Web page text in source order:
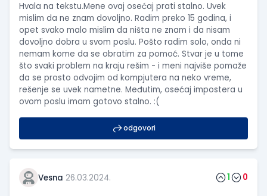
Hvala na tekstu.Mene ovaj osećaj prati stalno. Uvek
mislim da ne znam dovoljno. Radim preko 15 godina, i
opet svako malo mislim da ništa ne znam i da nisam
dovoljno dobra u svom poslu. Pošto radim solo, onda ni
nemam kome da se obratim za pomoć. Stvar je u tome
što svaki problem na kraju rešim - i meni najviše pomaže
da se prosto odvojim od kompjutera na neko vreme,
rešenje se uvek nametne. Međutim, osećaj impostera u
ovom poslu imam gotovo stalno. :(
odgovori
Vesna 26.03.2024. 1 0